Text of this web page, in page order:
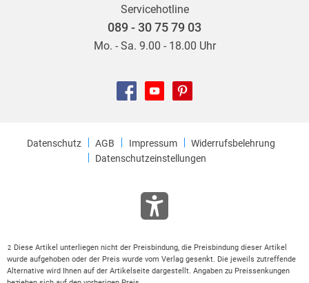
Servicehotline
089 - 30 75 79 03
Mo. - Sa. 9.00 - 18.00 Uhr
Datenschutz AGB Impressum
Widerrufsbelehrung
Datenschutzeinstellungen
2
Diese Artikel unterliegen nicht der Preisbindung, die Preisbindung dieser Artikel
wurde aufgehoben oder der Preis wurde vom Verlag gesenkt. Die jeweils zutreffende
Alternative wird Ihnen auf der Artikelseite dargestellt. Angaben zu Preissenkungen